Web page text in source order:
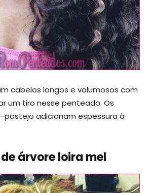
cabelos longos e volumosos com
um tiro nesse penteado. Os
adicionam espessura à
árvore loira mel